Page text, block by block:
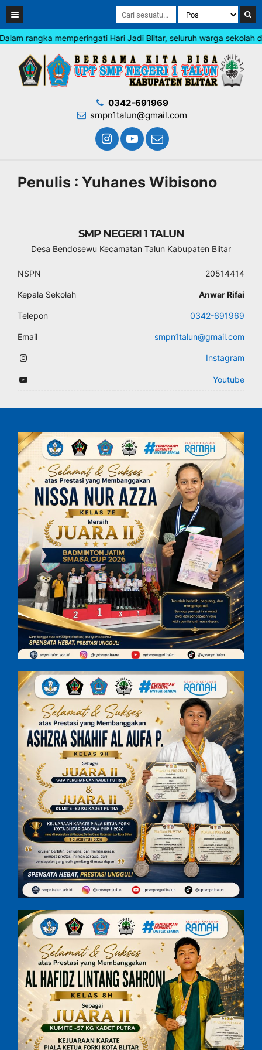
rangka memperingati Hari Jadi Blitar, seluruh warga sekolah
0342-691969
smpn1talun@gmail.com
Penulis : Yuhanes Wibisono
SMP NEGERI 1 TALUN
Desa Bendosewu Kecamatan Talun Kabupaten Blitar
NSPN 20514414
Kepala Sekolah Anwar Rifai
Telepon 0342-691969
Email smpn1talun@gmail.com
Instagram
Youtube